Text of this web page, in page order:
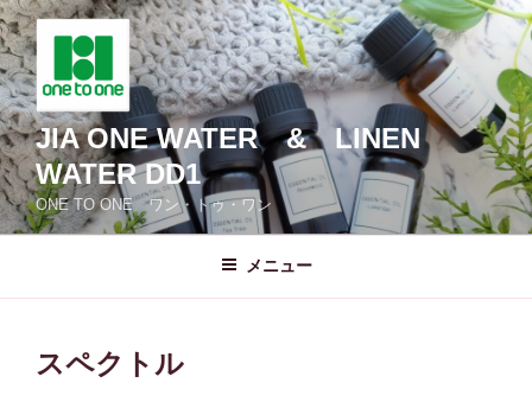
コ
ン
テ
ン
ツ
へ
ス
キ
ッ
JIA ONE WATER & LINEN
WATER DD1
ONE TO ONE ワン・トゥ・ワン
メニュー
スペクトル